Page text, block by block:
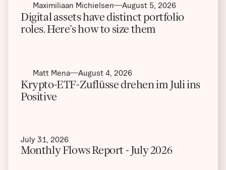
Maximiliaan Michielsen August 5, 2026
Digital assets have distinct portfolio
roles. Here’s how to size them
Matt Mena August 4, 2026
Krypto-ETF-Zuflüsse drehen im Juli ins
Positive
July 31, 2026
Monthly Flows Report - July 2026